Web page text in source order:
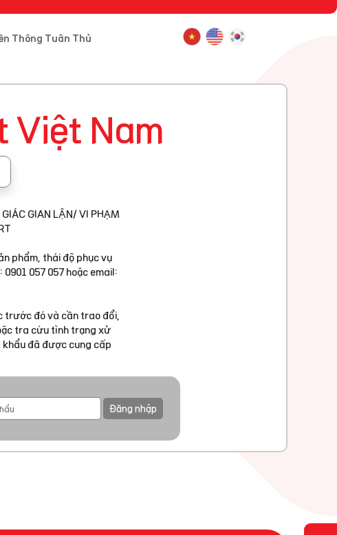
Thông Tuân Thủ
Việt Nam
GIAN LẬN/ VI PHẠM
phẩm, thái độ phục vụ
057 057 hoặc email:
trước đó và cần trao đổi,
tra cứu tình trạng xử
khẩu đã được cung cấp
Đăng nhập